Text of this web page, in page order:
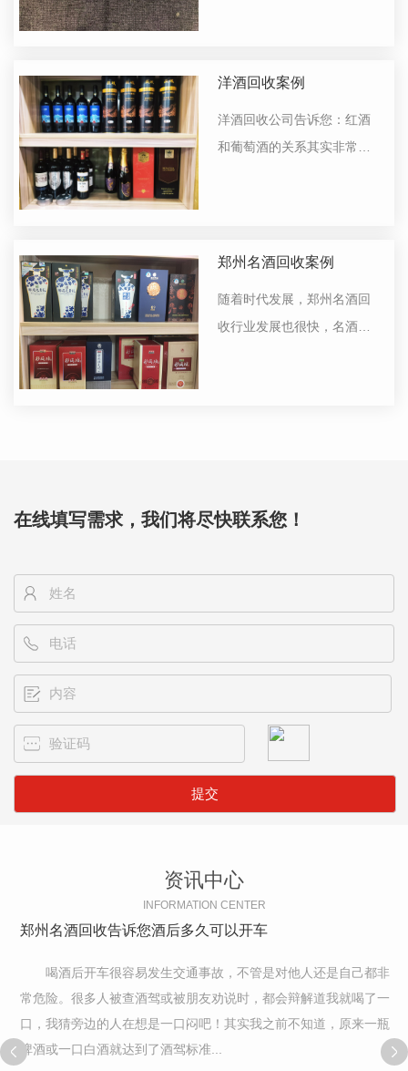
询。
洋酒回收案例
洋酒回收公司告诉您：红酒
和葡萄酒的关系其实非常简
萄酒中的一种，而葡萄酒并
郑州名酒回收案例
随着时代发展，郑州名酒回
收行业发展也很快，名酒的
也容易变脆...
在线填写需求，我们将尽快联系您！
资讯中心
INFORMATION CENTER
郑州名酒回收告诉您酒后多久可以开车
喝酒后开车很容易发生交通事故，不管是对他人还是自己都非
常危险。很多人被查酒驾或被朋友劝说时，都会辩解道我就喝了一
口，我猜旁边的人在想是一口闷吧！其实我之前不知道，原来一瓶
啤酒或一口白酒就达到了酒驾标准...